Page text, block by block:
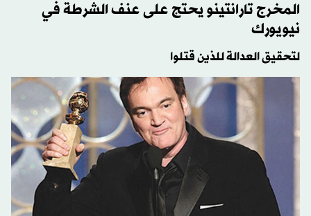
المخرج تارانتينو يحتج على عنف الشرطة في
نيويورك
لتحقيق العدالة للذين قتلوا